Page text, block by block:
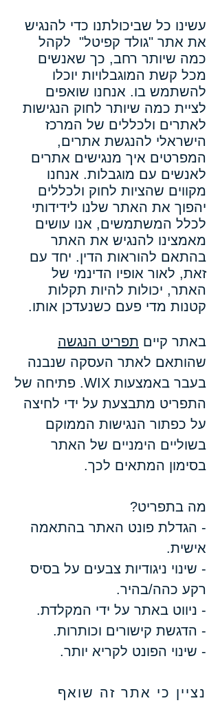
עשינו כל שביכולתנו כדי להנגיש
את אתר "גולד קפיטל" לקהל
כמה שיותר רחב, כך שאנשים
מכל קשת המוגבלויות יוכלו
להשתמש בו. אנחנו שואפים
לציית כמה שיותר לחוק הנגישות
לאתרים ולכללים של המרכז
הישראלי להנגשת אתרים,
המפרטים איך מנגישים אתרים
לאנשים עם מוגבלות. אנחנו
מקווים שהציות לחוק ולכללים
יהפוך את האתר שלנו לידידותי
לכלל המשתמשים, אנו עושים
מאמצינו להנגיש את האתר
בהתאם להוראות הדין. יחד עם
זאת, לאור אופיו הדינמי של
האתר, יכולות להיות תקלות
קטנות מדי פעם כשנעדכן אותו.
באתר קיים תפריט הנגשה
שהותאם לאתר העסקה שנבנה
בעבר באמצעות WIX. פתיחה של
התפריט מתבצעת על ידי לחיצה
על כפתור הנגישות הממוקם
בשוליים הימניים של האתר
בסימון המתאים לכך.
מה בתפריט?
- הגדלת פונט האתר בהתאמה
אישית.
- שינוי ניגודיות צבעים על בסיס
רקע כהה/בהיר.
- ניווט באתר על ידי המקלדת.
- הדגשת קישורים וכותרות.
- שינוי הפונט לקריא יותר.
נציין כי אתר זה שואף